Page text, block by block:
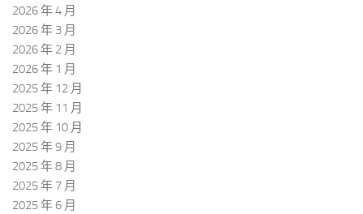
2026 年 4 月
2026 年 3 月
2026 年 2 月
2026 年 1 月
2025 年 12 月
2025 年 11 月
2025 年 10 月
2025 年 9 月
2025 年 8 月
2025 年 7 月
2025 年 6 月